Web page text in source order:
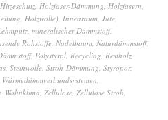
Hitzeschutz, Holzfaser-Dämmung, Holzfasern,
, Holzwolle), Innenraum, Jute,
, mineralischer Dämmstoff,
Rohstoffe, Nadelbaum, Naturdämmstoff,
, Polystyrol, Recycling, Restholz,
, Steinwolle, Stroh-Dämmung, Styropor,
Wärmedämmverbundsystemen,
, Wohnklima, Zellulose, Zellulose Stroh,